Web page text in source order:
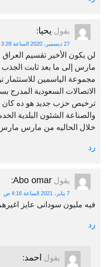
يقول يحيا:
27 ديسمبر، 2020 الساعة 3:28 م
لن يكون الأخير تقسيم
مارس إلى ما بعد ثابت
مجموعة الياسمين
الاتصالات السعودية المدرج
ترخيص حزب جديد هو ده كان
والصناعة الشئون البلدية
خلال الحاليه من مارس
رد
يقول Abo omar
:
7 يناير، 2021 الساعة 4:16 ص
فيه مليون سودانى عايز اغيرهم
رد
يقول احمد: